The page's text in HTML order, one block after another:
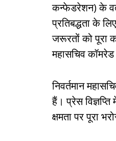
कन्फेडरेशन) के
प्रतिबद्धता के
जरूरतों को
महासचिव
निवर्तमान
हैं। प्रेस
क्षमता पर पूरा